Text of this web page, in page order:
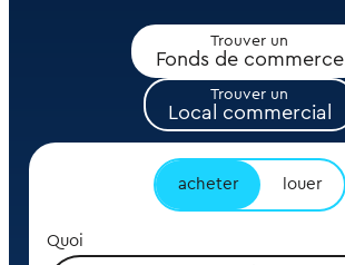
Trouver un
Fonds de commerce
Trouver un
Local commercial
acheter louer
Quoi